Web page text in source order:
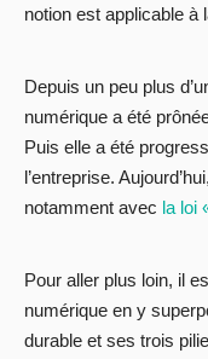
notion est applicable à
Depuis un peu plus
numérique a été
Puis elle a été
l’entreprise.
notamment avec la loi
Pour aller plus loin, il
numérique en y
durable et ses trois